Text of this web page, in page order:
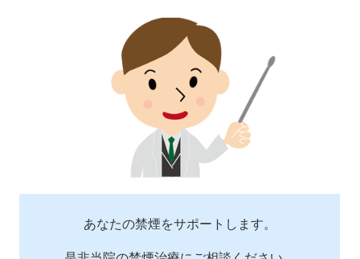
あなたの禁煙をサポートします。